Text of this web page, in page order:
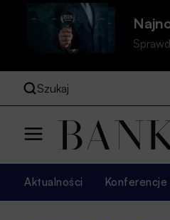
Szukaj
Aktualności Konferencje